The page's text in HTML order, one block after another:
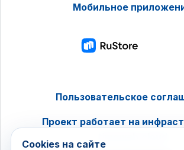
Мобильное
Пользовательское
Проект работает на
Cookies на сайте